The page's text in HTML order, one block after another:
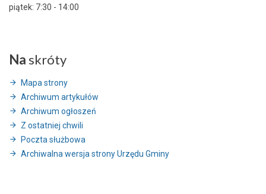
piątek: 7:30 - 14:00
Na skróty
Mapa strony
Archiwum artykułów
Archiwum ogłoszeń
Z ostatniej chwili
Poczta służbowa
Archiwalna wersja strony Urzędu Gminy